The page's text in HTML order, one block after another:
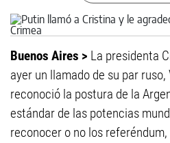
Buenos Aires > La presidenta
ayer un llamado de su par
reconoció la postura de la
estándar de las potencias
reconocer o no los